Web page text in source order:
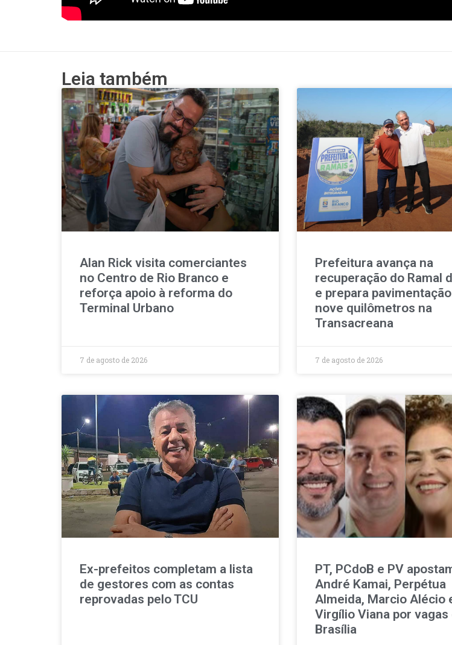
Leia também
Alan Rick visita comerciantes
no Centro de Rio Branco e
reforça apoio à reforma do
Terminal Urbano
7 de agosto de 2026
Prefeitura avança na
recuperação do Ramal
e prepara
nove quilômetros na
Transacreana
7 de agosto de 2026
Ex-prefeitos completam a lista
de gestores com as contas
reprovadas pelo TCU
PT, PCdoB e PV
André Kamai, Perpétua
Almeida, Marcio Alécio
Virgílio Viana por vagas
Brasília